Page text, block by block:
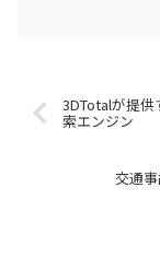
3DTotalが提
索エンジン
交通